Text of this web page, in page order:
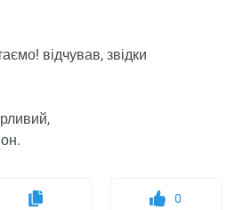
відчував, звідки
0